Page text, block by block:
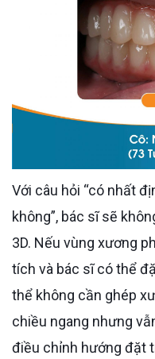
Với câu hỏi “có nhất định phải ghép xương trước
không”, bác sĩ sẽ
3D. Nếu vùng xương
tích và bác sĩ có thể
thể không cần ghép
chiều ngang nhưng
điều chỉnh hướng đặt